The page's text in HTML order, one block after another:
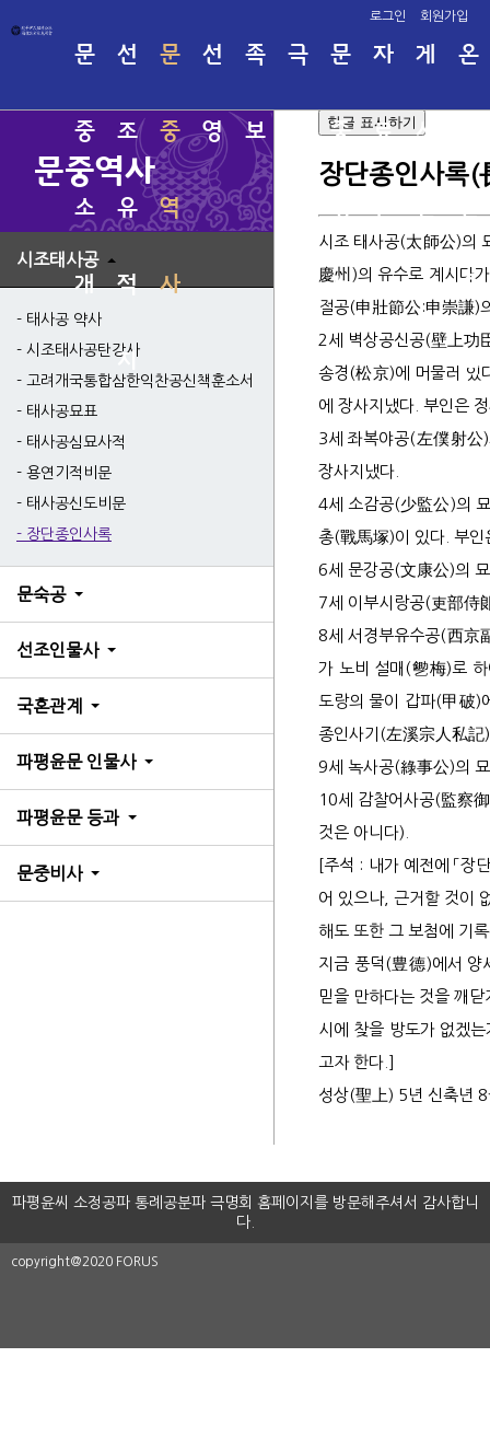
로그인 회원가입
문
중
소
개
선
조
유
적
지
문
중
역
사 태
시
고
소서
태
태
태
장
2세
3세
4세
6세
6세
6세
7세
7세
공
선
영
족
보
극 문
중
행
사
자
료
실
관직
인명
족보
게
시
판
온
인
족
보
문중역사
시조태사공
태사공 약사
시조태사공탄강사
고려개국통합삼한익찬공신책훈소서
태사공묘표
태사공심묘사적
용연기적비문
태사공신도비문
장단종인사록
문숙공
선조인물사
국혼관계
파평윤문 인물사
파평윤문 등과
문중비사
한글 표시하기
장단종인사록
시조 태사공(太師公)의
慶州)의 유수로 계시다
절공(申壯節公:申崇謙)
2세 벽상공신공(壁上功
송경(松京)에 머물러 있
에 장사지냈다. 부인은
3세 좌복야공(左僕射公
장사지냈다.
4세 소감공(少監公)의
총(戰馬塚)이 있다. 부
6세 문강공(文康公)의
7세 이부시랑공(吏部侍
8세 서경부유수공(西京
가 노비 설매(㐥梅)로
도랑의 물이 갑파(甲破)
종인사기(左溪宗人私記)
9세 녹사공(綠事公)의
10세 감찰어사공(監察
것은 아니다).
[주석 : 내가 예전에 「
어 있으나, 근거할 것이
해도 또한 그 보첨에 기
지금 풍덕(豊德)에서 양
믿을 만하다는 것을 깨
시에 찾을 방도가 없겠
고자 한다.]
파평윤씨 소정공파 통례공분파 극명회 홈페이지를 방문해주셔서 감사합니
다.
copyright@2020 FORUS